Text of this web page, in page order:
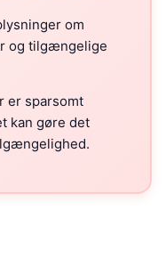
om
og tilgængelige
er sparsomt
kan gøre det